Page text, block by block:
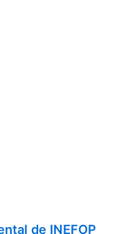
de INEFOP